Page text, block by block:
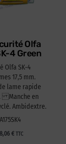
Olfa
4 Green
Olfa SK-4
17,5 mm.
lame rapide
Manche en
Ambidextre.
€ TTC